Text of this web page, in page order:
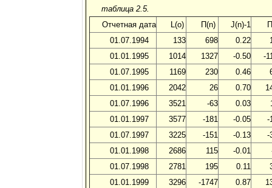
таблица 2.5.
Отчетная дата
L(o) П(n) J(n)-1
01.07.1994
133 698 0.22
01.01.1995
1014 1327 -0.50
-
01.07.1995
1169 230 0.46
01.01.1996
2042 26 0.70
01.07.1996
3521 -63 0.03
01.01.1997
3577 -181 -0.05
-
01.07.1997
3225 -151 -0.13
-
01.01.1998
2686 115 -0.01
01.07.1998
2781 195 0.11
01.01.1999
3296 -1747 0.87